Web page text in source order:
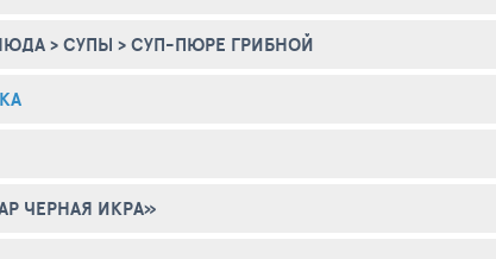
>СУПЫ >СУП-ПЮРЕ ГРИБНОЙ
ЧЕРНАЯ ИКРА»